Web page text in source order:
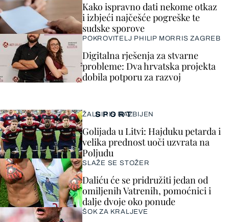
SPORT
ŽALGIRIS RAZBIJEN
Golijada u Litvi: Hajduku petarda i
velika prednost uoči uzvrata na
Poljudu
SLAŽE SE STOŽER
Daliću će se pridružiti jedan od
omiljenih Vatrenih, pomoćnici i
dalje dvoje oko ponude
ŠOK ZA KRALJEVE
Kako ispravno dati nekome otkaz
i izbjeći najčešće pogreške te
sudske sporove
POKROVITELJ PHILIP MORRIS ZAGREB
Digitalna rješenja za stvarne
probleme: Dva hrvatska projekta
dobila potporu za razvoj